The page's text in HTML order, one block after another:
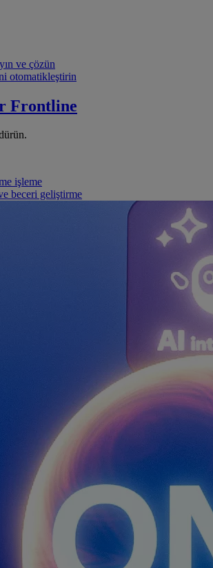
ve çözün
otomatikleştirin
Frontline
işleme
beceri geliştirme